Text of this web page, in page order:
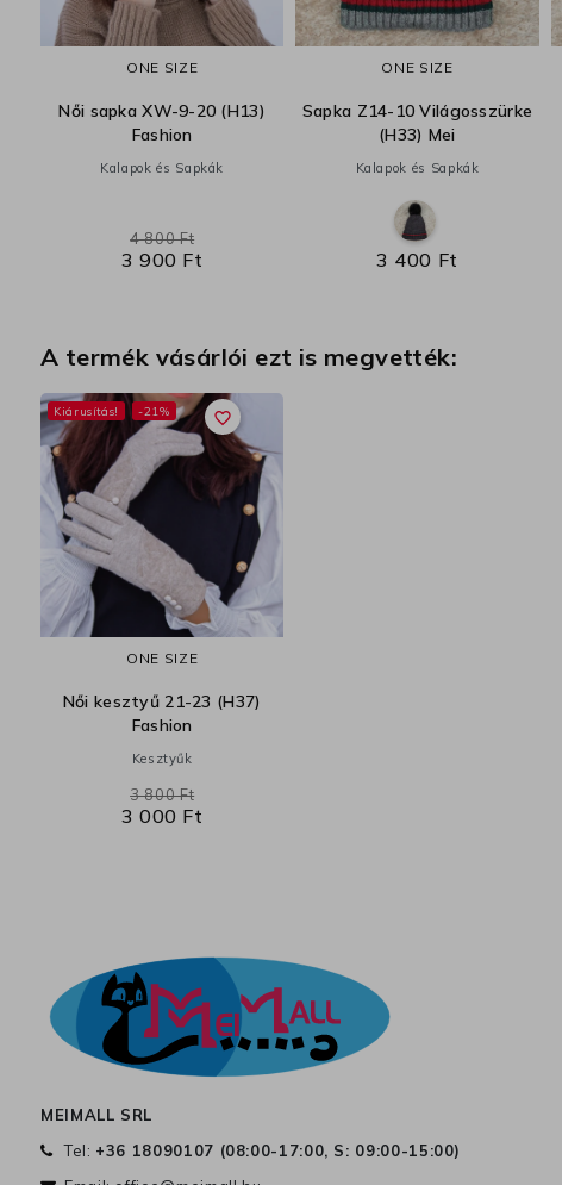
ONE SIZE
Női sapka XW-9-20 (H13)
Fashion
Kalapok és Sapkák
3 900 Ft
4 800 Ft
ONE SIZE
Sapka Z14-10 Világosszürke
(H33) Mei
Kalapok és Sapkák
3 400 Ft
A termék vásárlói ezt is megvették:
favorite_border
Kiárusítás! -21%
ONE SIZE
Női kesztyű 21-23 (H37)
Fashion
Kesztyűk
3 000 Ft
3 800 Ft
MEIMALL SRL
Tel: +36 18090107 (08:00-17:00, S: 09:00-15:00)